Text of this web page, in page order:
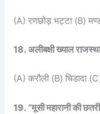
(A) रणछोड़ भट्टा (B)
18. अलीबक्षी ख्याल
(A) करौली (B) चिडादा
19. “मूसी महारानी की